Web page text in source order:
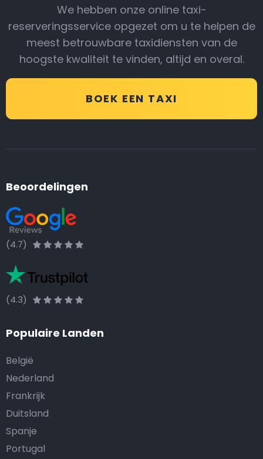
We hebben onze online taxi-
reserveringsservice opgezet om u te helpen de
meest betrouwbare taxidiensten van de
hoogste kwaliteit te vinden, altijd en overal.
BOEK EEN TAXI
Beoordelingen
(4.7)
(4.3)
Populaire Landen
België
Nederland
Frankrijk
Duitsland
Spanje
Portugal